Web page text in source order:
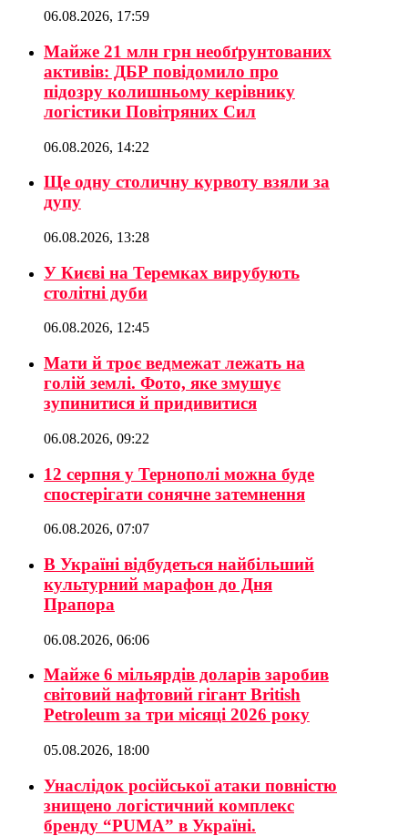
06.08.2026, 17:59
Майже 21 млн грн необґрунтованих
активів: ДБР повідомило про
підозру колишньому керівнику
логістики Повітряних Сил
06.08.2026, 14:22
Ще одну столичну курвоту взяли за
дупу
06.08.2026, 13:28
У Києві на Теремках вирубують
столітні дуби
06.08.2026, 12:45
Мати й троє ведмежат лежать на
голій землі. Фото, яке змушує
зупинитися й придивитися
06.08.2026, 09:22
12 серпня у Тернополі можна буде
спостерігати сонячне затемнення
06.08.2026, 07:07
В Україні відбудеться найбільший
культурний марафон до Дня
Прапора
06.08.2026, 06:06
Майже 6 мільярдів доларів заробив
світовий нафтовий гігант British
Petroleum за три місяці 2026 року
05.08.2026, 18:00
Унаслідок російської атаки повністю
знищено логістичний комплекс
бренду “PUMA” в Україні.